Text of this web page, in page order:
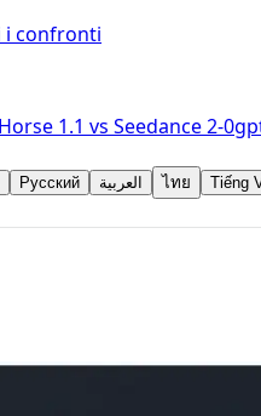
i confronti
1.1 vs Seedance 2-0
Русский العربية ไทย Tiếng